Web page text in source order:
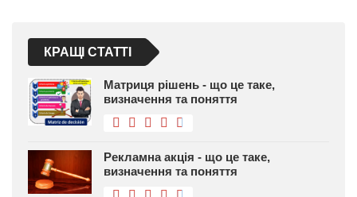
КРАЩІ СТАТТІ
Матриця рішень - що це таке,
визначення та поняття
Рекламна акція - що це таке,
визначення та поняття